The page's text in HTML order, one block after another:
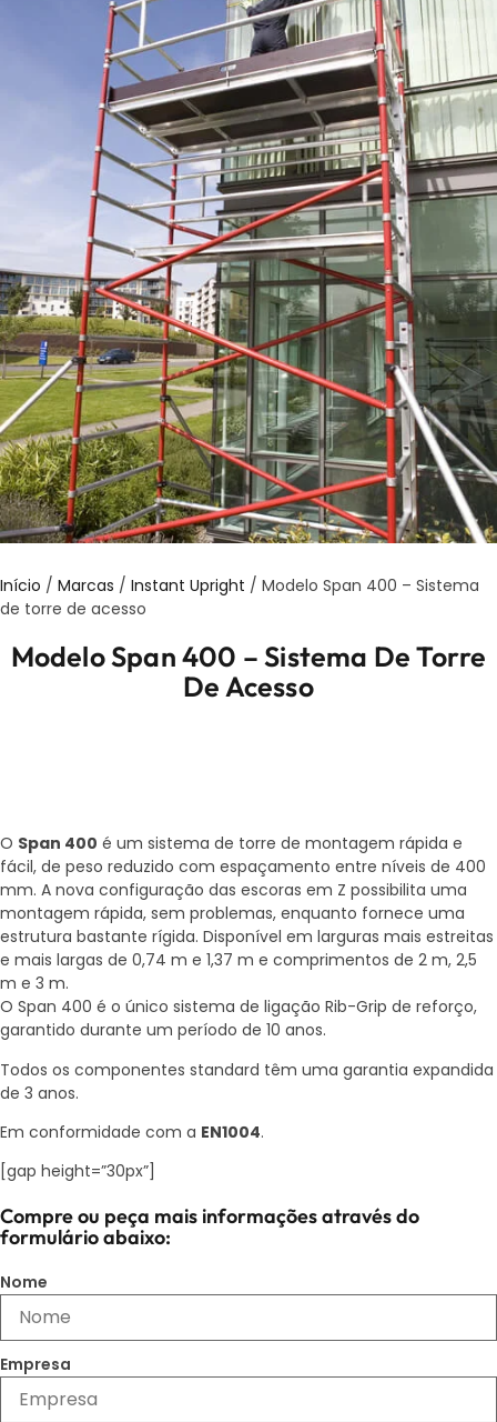
Início / Marcas / Instant Upright / Modelo Span 400 – Sistema
de torre de acesso
Modelo Span 400 – Sistema De Torre
De Acesso
O Span 400 é um sistema de torre de montagem rápida e
fácil, de peso reduzido com espaçamento entre níveis de 400
mm. A nova configuração das escoras em Z possibilita uma
montagem rápida, sem problemas, enquanto fornece uma
estrutura bastante rígida. Disponível em larguras mais estreitas
e mais largas de 0,74 m e 1,37 m e comprimentos de 2 m, 2,5
m e 3 m.
O Span 400 é o único sistema de ligação Rib-Grip de reforço,
garantido durante um período de 10 anos.
Todos os componentes standard têm uma garantia expandida
de 3 anos.
Em conformidade com a EN1004.
[gap height=”30px”]
Compre ou peça mais informações através do
formulário abaixo:
Nome
Empresa